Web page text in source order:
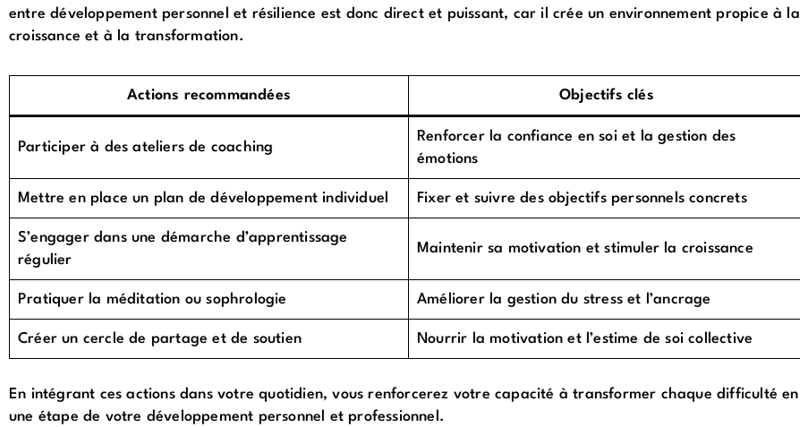
entre développement personnel et résilience est donc direct et puissant, car il crée un environnement propice à la
croissance et à la transformation.
Actions recommandées Objectifs clés
Participer à des ateliers de coaching
Renforcer la confiance en soi et la gestion des
émotions
Mettre en place un plan de développement individuel Fixer et suivre des objectifs personnels concrets
S’engager dans une démarche d’apprentissage
régulier
Maintenir sa motivation et stimuler la croissance
Pratiquer la méditation ou sophrologie Améliorer la gestion du stress et l’ancrage
Créer un cercle de partage et de soutien Nourrir la motivation et l’estime de soi collective
En intégrant ces actions dans votre quotidien, vous renforcerez votre capacité à transformer chaque difficulté en
une étape de votre développement personnel et professionnel.